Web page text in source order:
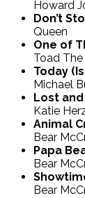
Howard
Don’t
Queen
One of
Toad
Today
Michael
Lost
Katie
Animal
Bear
Papa
Bear
Bear